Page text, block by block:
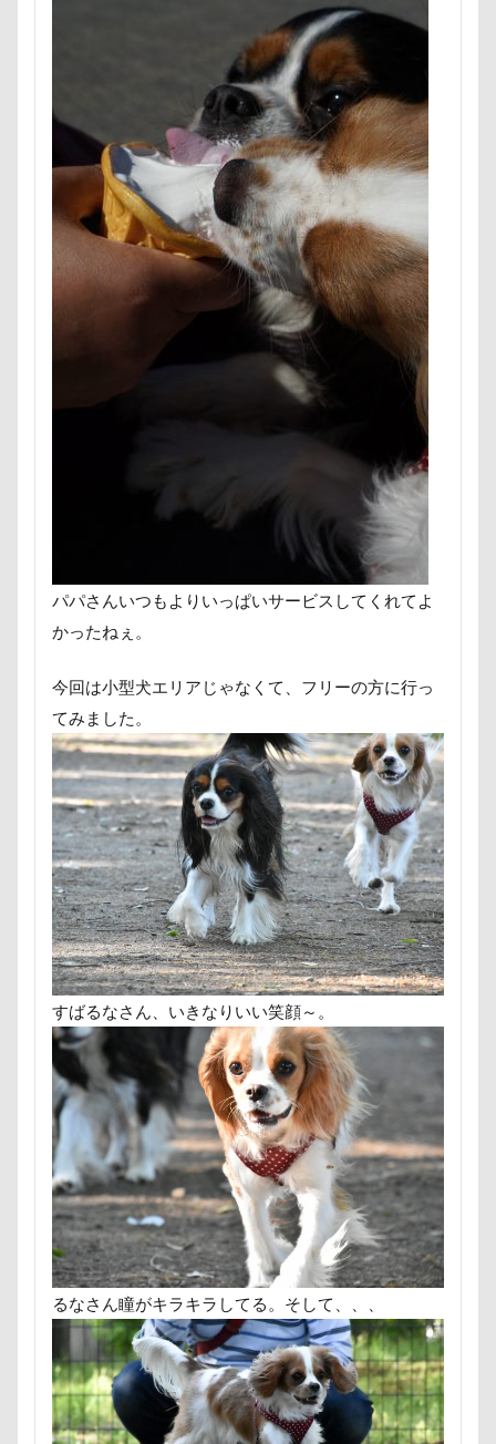
パパさんいつもよりいっぱいサービスしてくれてよ
かったねぇ。
今回は小型犬エリアじゃなくて、フリーの方に行っ
てみました。
すばるなさん、いきなりいい笑顔～。
るなさん瞳がキラキラしてる。そして、、、
外耳炎
国営みちのく杜の湖
吾妻郡 吹き出し皿
多頭飼い記念日 室内トレーニング
宇宙犬スヌード 宇宙兄弟
子犬のワル
妖怪アンテナ
奇跡体験！アンビリーバボー
夢の島
天然記念物 大脱出
大宮区
大宮公園 大和町 夢愛ちゃん
年賀状
ペロペロ ホームセンター
ホタルイカ
ペーターくん
ペンダント
ペンション・ブランシェ
ペロちゃん ボサボサ
ペット用バスタブ
ペット名刺
ペット同伴可飲食店
ペットボトル
ペットプロフ
ペットパラダイス
ペットステージ（Petstages）
マウントジーンズ
マサラちゃん
マウントジーンズ那須
マイフリーガー
マイクロバブル
ポストカード
ペットドック
ペットショップ マリンちゃん
フワフワ
フレブル フレキシリード
フリーマ
フリーステッチ free stitch
フランソワーズくん
フランちゃん フセ
フォトツアー
ブレアちゃん ブレンハイム
ペットカート
ペットのおうち
ペットと泊まる陽だ
ベランダ菜園
ベランダ ベストショット
プーラニアン
ブレーメン プレゼント
プレサ
プルバックハトカー
プリンちゃん
プリシアちゃん
ププくん
プイネちゃん ブロンズ像
マリンく
ワンコクッキー
ルチアちゃん
レイクウッズガーデンひめはるの里
レイちゃん
ルビーくん
ルビー ルナちゃん
ルナくん
ルイくん
リーフくん リード
リュウくん
リビング リディちゃん
レインド
リックくん
ロマニくん ワル顔
ワクチン接種
ロールクッション
ロープウェイ ロープ
ローアングル撮影
ロンくん ロッテちゃん
ロックハート城
ロックオン ロゴ
ロウバイ園
レヴォーグ
レディくん レジーナ
リッチェル
マロンちゃん
ムムちゃん モコちゃｎ
モコち
モカくん
メンテナンス メレンゲの気持ち
メリーゴーラウンド
メイフェアちゃん
ムサシくん